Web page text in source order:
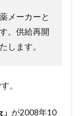
メーカーと
。供給再開
します。
。
が2008年10